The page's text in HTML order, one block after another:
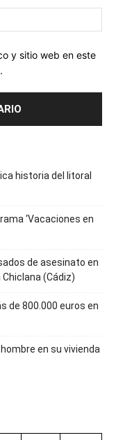
y sitio web en este
historia del litoral
‘Vacaciones en
de asesinato en
(Cádiz)
de 800.000 euros en
en su vivienda